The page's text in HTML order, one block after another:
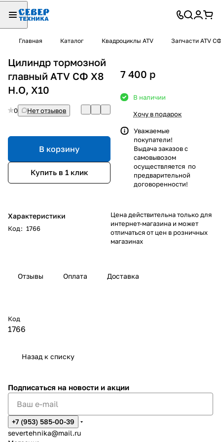
Главная Каталог Квадроциклы ATV Запчасти ATV СФ
Цилиндр тормозной
главный ATV СФ X8
H.O, X10
0 Нет отзывов
В корзину
Купить в 1 клик
Характеристики
Код: 1766
7 400 p
В наличии
Хочу в подарок
Уважаемые
покупатели!
Выдача заказов с
самовывозом
осуществляется по
предварительной
договоренности!
Цена действительна только для
интернет-магазина и может
отличаться от цен в розничных
магазинах
Отзывы Оплата Доставка
Код
1766
Назад к списку
Подписаться на новости и акции
+7 (953) 585-00-39
severtehnika@mail.ru